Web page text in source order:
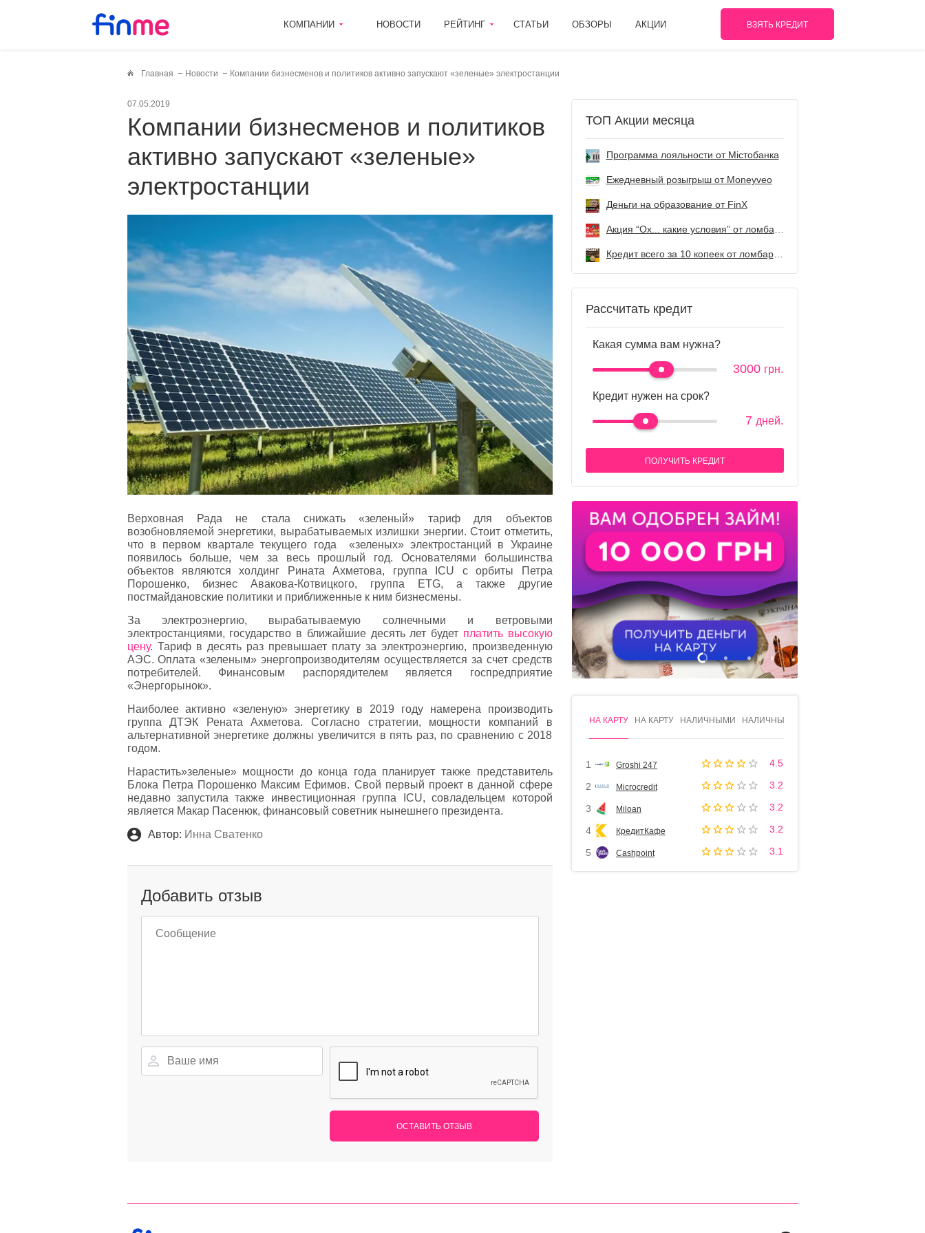
КОМПАНИИ НОВОСТИ РЕЙТИНГ СТАТЬИ ОБЗОРЫ АКЦИИ ВЗЯТЬ КРЕДИТ
Главная Новости Компании бизнесменов и политиков активно запускают «зеленые» электростанции
07.05.2019
Компании бизнесменов и политиков
активно запускают «зеленые»
электростанции
Верховная Рада не стала снижать «зеленый» тариф для объектов
возобновляемой энергетики, вырабатываемых излишки энергии. Стоит отметить,
что в первом квартале текущего года «зеленых» электростанций в Украине
появилось больше, чем за весь прошлый год. Основателями большинства
объектов являются холдинг Рината Ахметова, группа ICU с орбиты Петра
Порошенко, бизнес Авакова-Котвицкого, группа ETG, а также другие
постмайдановские политики и приближенные к ним бизнесмены.
За электроэнергию, вырабатываемую солнечными и ветровыми
электростанциями, государство в ближайшие десять лет будет платить высокую
цену. Тариф в десять раз превышает плату за электроэнергию, произведенную
АЭС. Оплата «зеленым» энергопроизводителям осуществляется за счет средств
потребителей. Финансовым распорядителем является госпредприятие
«Энергорынок».
Наиболее активно «зеленую» энергетику в 2019 году намерена производить
группа ДТЭК Рената Ахметова. Согласно стратегии, мощности компаний в
альтернативной энергетике должны увеличится в пять раз, по сравнению с 2018
годом.
Нарастить»зеленые» мощности до конца года планирует также представитель
Блока Петра Порошенко Максим Ефимов. Свой первый проект в данной сфере
недавно запустила также инвестиционная группа ICU, совладельцем которой
является Макар Пасенюк, финансовый советник нынешнего президента.
Автор: Инна Сватенко
Добавить отзыв
ОСТАВИТЬ ОТЗЫВ
ТОП Акции месяца
Программа лояльности от Містобанка
Ежедневный розыгрыш от Мoneyveo
Деньги на образование от FinX
Кредит всего за 10 копеек от ломбарда Первый
Рассчитать кредит
Какая сумма вам нужна?
3000 грн.
Кредит нужен на срок?
7 дней.
ПОЛУЧИТЬ КРЕДИТ
1 2 3 4
НА КАРТУ НА КАРТУ НАЛИЧНЫМИ НАЛИЧНЫМИ
1 Groshi 247 4.5
2 Microcredit 3.2
3 Miloan 3.2
4 КредитКафе 3.2
5 Cashpoint 3.1